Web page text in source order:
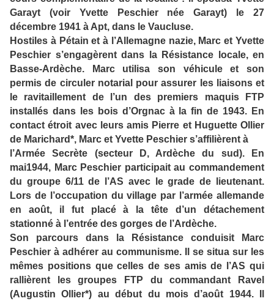
Garayt (voir Yvette Peschier née Garayt) le 27
décembre 1941 à Apt, dans le Vaucluse.
Hostiles à Pétain et à l’Allemagne nazie, Marc et Yvette
Peschier s’engagèrent dans la Résistance locale, en
Basse-Ardèche. Marc utilisa son véhicule et son
permis de circuler notarial pour assurer les liaisons et
le ravitaillement de l’un des premiers maquis FTP
installés dans les bois d’Orgnac à la fin de 1943. En
contact étroit avec leurs amis Pierre et Huguette Ollier
de Marichard*, Marc et Yvette Peschier s’affilièrent à
l’Armée Secrète (secteur D, Ardèche du sud). En
mai1944, Marc Peschier participait au commandement
du groupe 6/11 de l’AS avec le grade de lieutenant.
Lors de l’occupation du village par l’armée allemande
en août, il fut placé à la tête d’un détachement
stationné à l’entrée des gorges de l’Ardèche.
Son parcours dans la Résistance conduisit Marc
Peschier à adhérer au communisme. Il se situa sur les
mêmes positions que celles de ses amis de l’AS qui
rallièrent les groupes FTP du commandant Ravel
(Augustin Ollier*) au début du mois d’août 1944. Il